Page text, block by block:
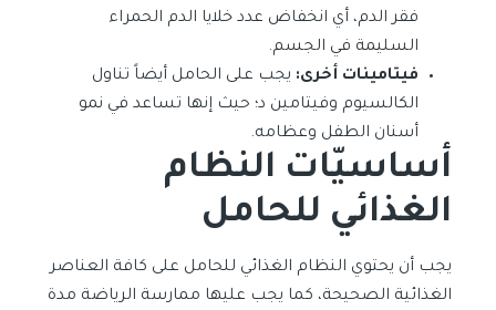
فقر الدم، أي انخفاض عدد خلايا الدم الحمراء
السليمة في الجسم.
فيتامينات أخرى: يجب على الحامل أيضاً تناول
الكالسيوم وفيتامين د؛ حيث إنها تساعد في نمو
أسنان الطفل وعظامه.
أساسيّات النظام
الغذائي للحامل
يجب أن يحتوي النظام الغذائي للحامل على كافة العناصر
الغذائية الصحيحة، كما يجب عليها ممارسة الرياضة مدة